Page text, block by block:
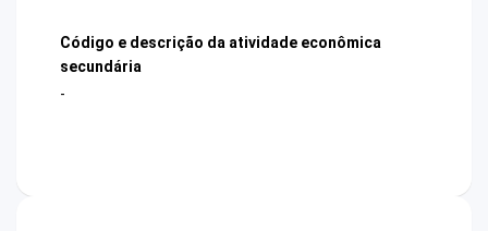
Código e descrição da atividade econômica
secundária
-